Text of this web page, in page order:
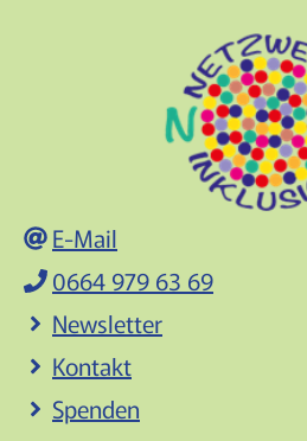
E-Mail
0664 979 63 69
Newsletter
Kontakt
Spenden